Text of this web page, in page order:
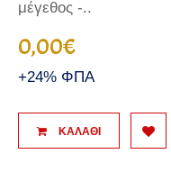
μέγεθος -..
0,00€
+24% ΦΠΑ
ΚΑΛΆΘΙ